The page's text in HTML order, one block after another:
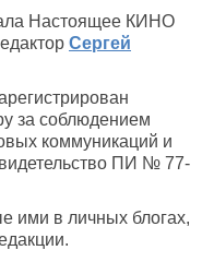
Настоящее КИНО
Сергей
за соблюдением
коммуникаций и
ПИ № 77-
ими в личных блогах,